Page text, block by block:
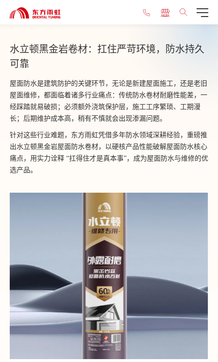
水立顿黑金岩卷材：扛住严苛环境，防水持久
可靠
屋面防水是建筑防护的关键环节，无论是新建屋面施工，还是老旧
屋面维修，都面临着诸多行业痛点：传统防水卷材耐磨性能差，一
经踩踏就易破损；必须额外浇筑保护层，施工工序繁琐、工期漫
长；后期维护成本高，稍有不慎就会出现渗漏问题。
针对这些行业难题，东方雨虹凭借多年防水领域深耕经验，重磅推
出水立顿黑金岩屋面防水卷材，以硬核产品性能破解屋面防水核心
痛点，用实力诠释 “扛得住才是真本事”，成为屋面防水与维修的优
选产品。